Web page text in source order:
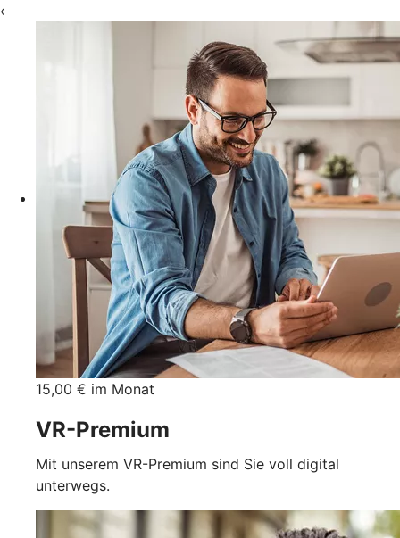
‹
15,00 € im Monat
VR-Premium
Mit unserem VR-Premium sind Sie voll digital
unterwegs.